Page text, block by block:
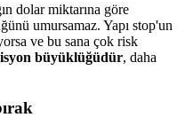
dolar miktarına göre
umursamaz. Yapı stop'un
ve bu sana çok risk
büyüklüğüdür, daha